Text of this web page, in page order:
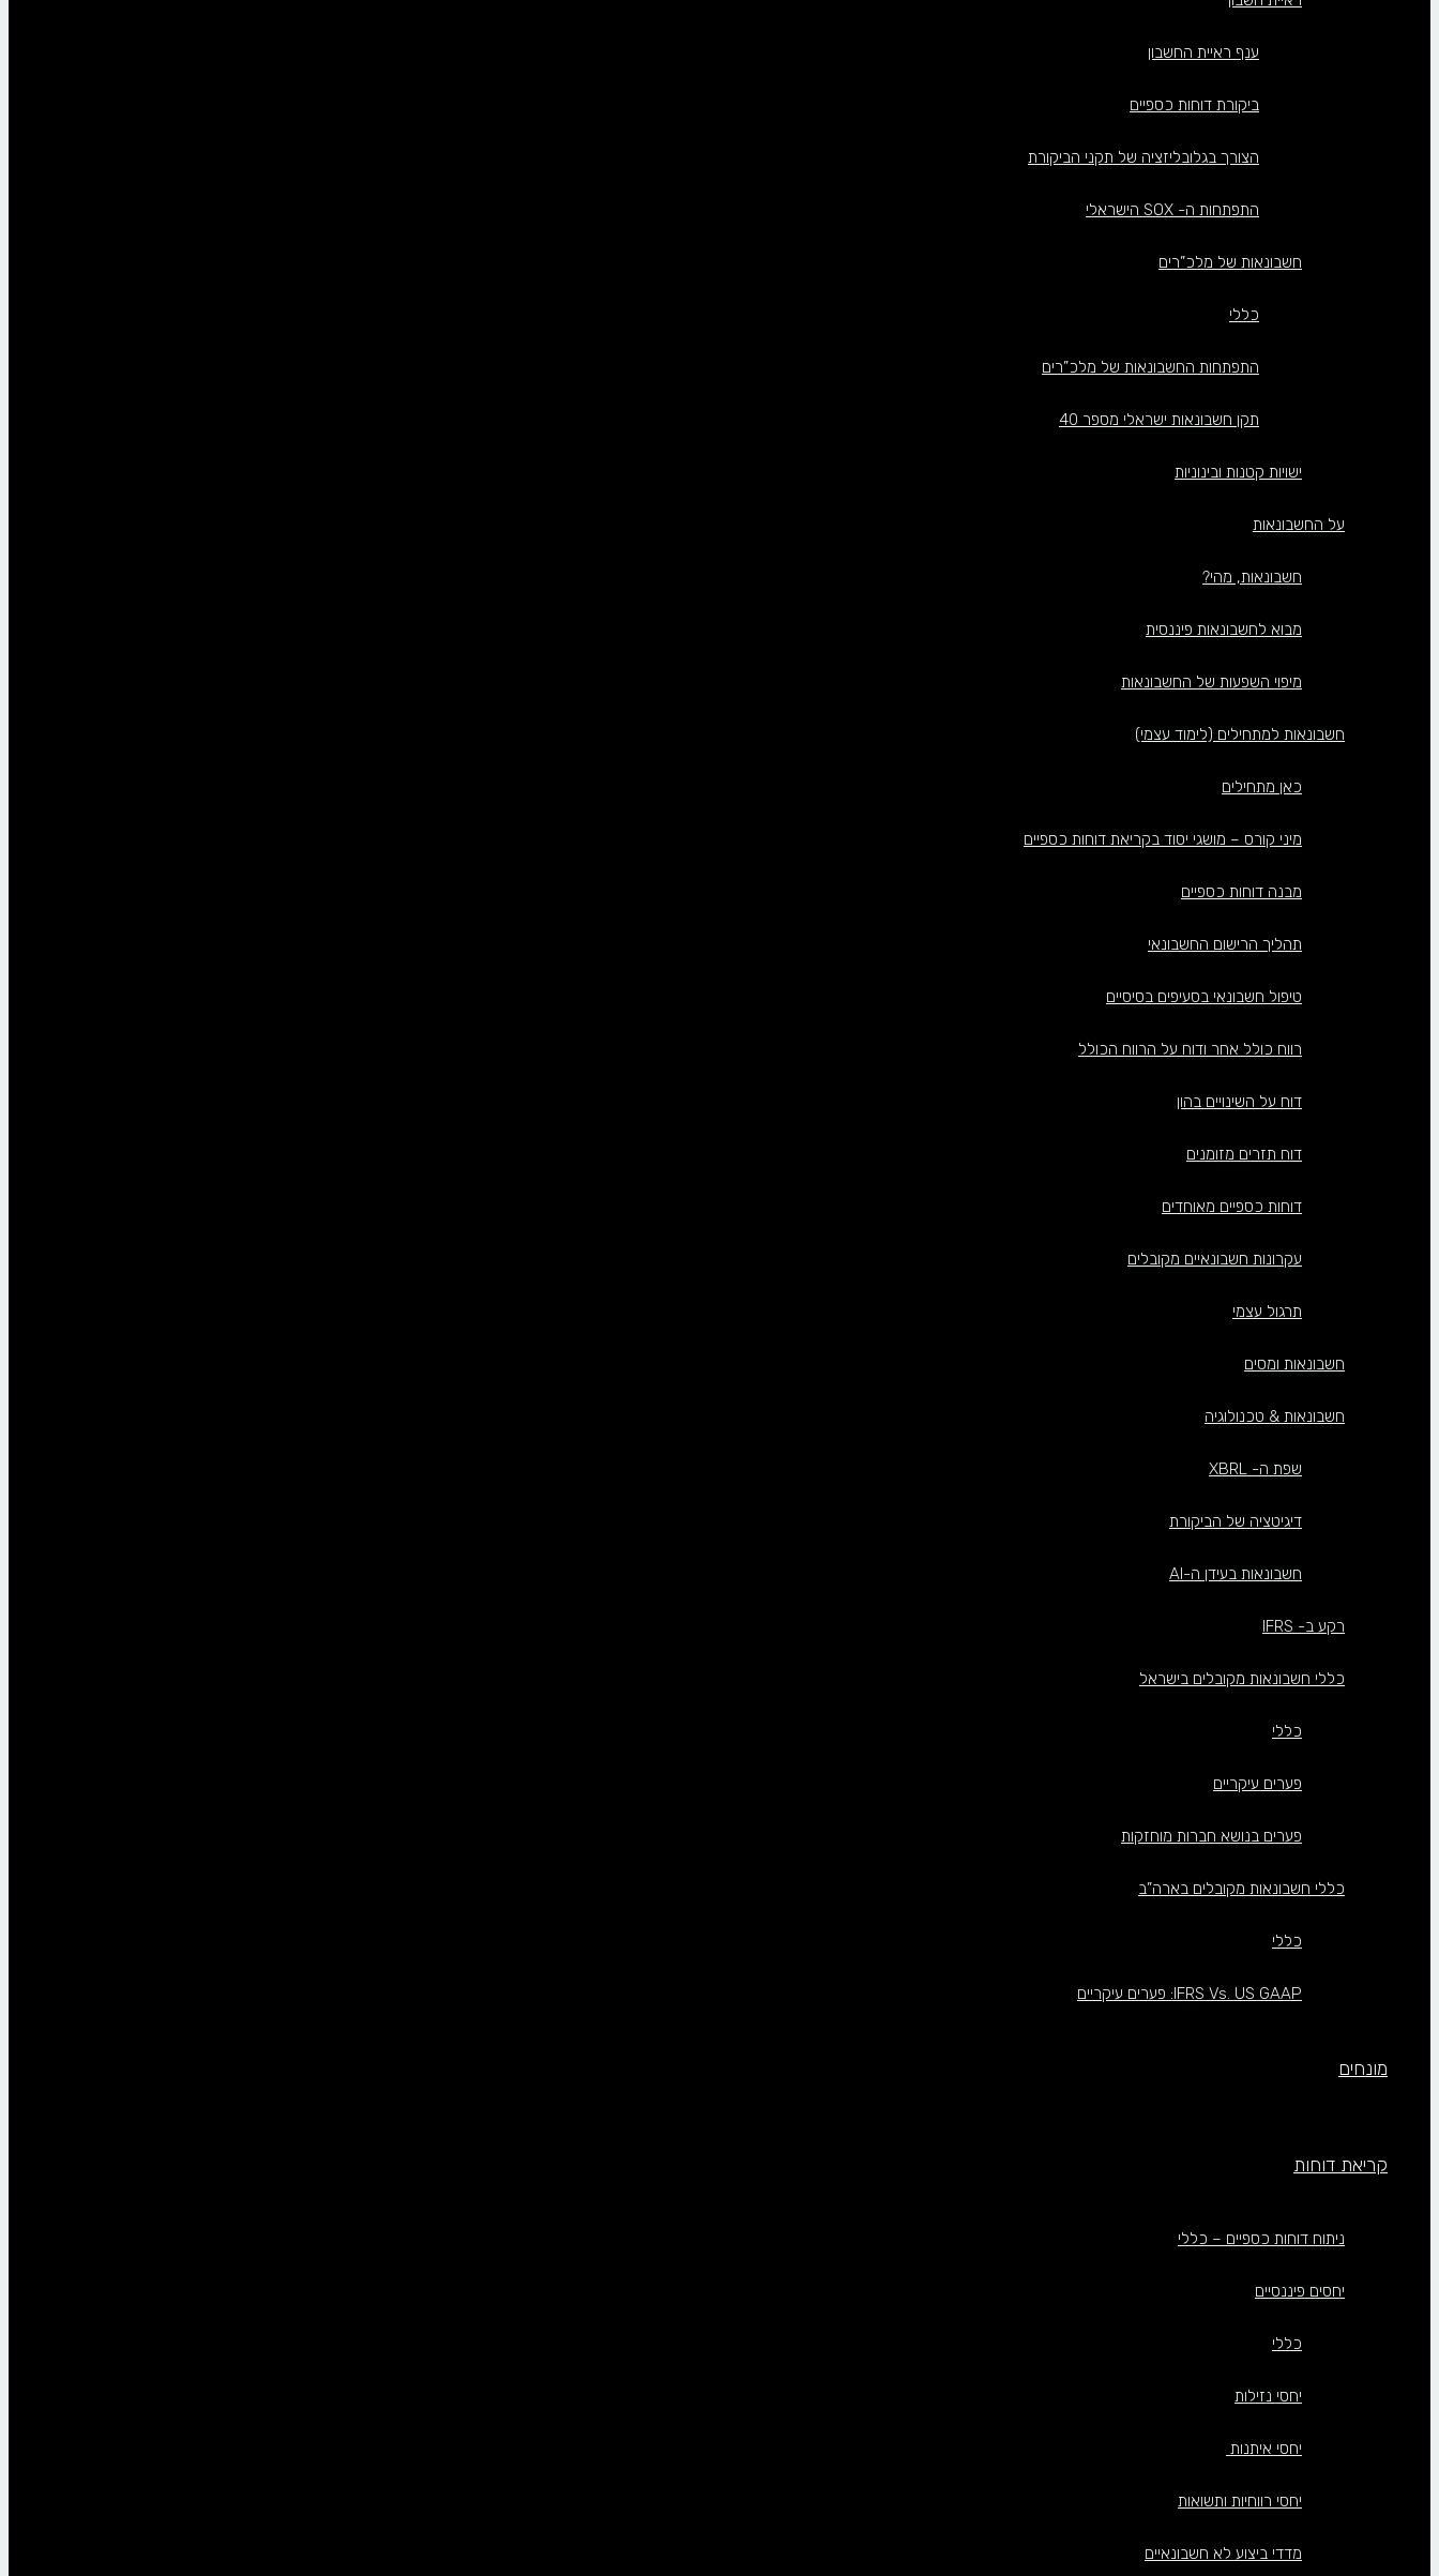
ענף ראיית החשבון
ביקורת דוחות כספיים
הצורך בגלובליזציה של תקני הביקורת
התפתחות ה- SOX הישראלי
חשבונאות של מלכ”רים
כללי
התפתחות החשבונאות של מלכ”רים
תקן חשבונאות ישראלי מספר 40
ישויות קטנות ובינוניות
על החשבונאות
חשבונאות, מהי?
מבוא לחשבונאות פיננסית
מיפוי השפעות של החשבונאות
חשבונאות למתחילים (לימוד עצמי)
כאן מתחילים
מיני קורס – מושגי יסוד בקריאת דוחות כספיים
מבנה דוחות כספיים
תהליך הרישום החשבונאי
טיפול חשבונאי בסעיפים בסיסיים
רווח כולל אחר ודוח על הרווח הכולל
דוח על השינויים בהון
דוח תזרים מזומנים
דוחות כספיים מאוחדים
עקרונות חשבונאיים מקובלים
תרגול עצמי
חשבונאות ומסים
חשבונאות & טכנולוגיה
שפת ה- XBRL
דיגיטציה של הביקורת
חשבונאות בעידן ה-AI
רקע ב- IFRS
כללי חשבונאות מקובלים בישראל
כללי
פערים עיקריים
פערים בנושא חברות מוחזקות
כללי חשבונאות מקובלים בארה”ב
כללי
IFRS Vs. US GAAP: פערים עיקריים
מונחים
קריאת דוחות
ניתוח דוחות כספיים – כללי
יחסים פיננסיים
כללי
יחסי נזילות
יחסי איתנות
יחסי רווחיות ותשואות
מדדי ביצוע לא חשבונאיים